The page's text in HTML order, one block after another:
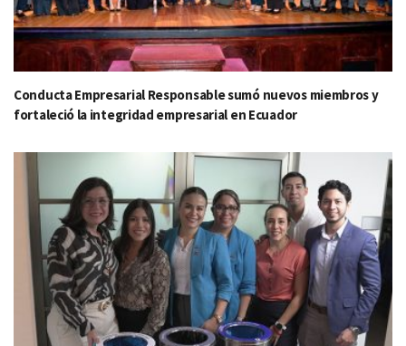
Conducta Empresarial Responsable sumó nuevos miembros y
fortaleció la integridad empresarial en Ecuador